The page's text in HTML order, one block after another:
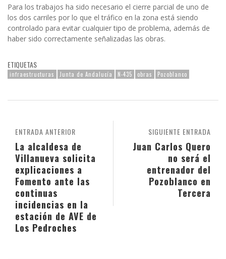
Para los trabajos ha sido necesario el cierre parcial de uno de
los dos carriles por lo que el tráfico en la zona está siendo
controlado para evitar cualquier tipo de problema, además de
haber sido correctamente señalizadas las obras.
ETIQUETAS
infraestructuras Junta de Andalucía N-435 obras Pozoblanco
SIGUIENTE ENTRADA
Juan Carlos Quero
no será el
entrenador del
Pozoblanco en
Tercera
ENTRADA ANTERIOR
La alcaldesa de
Villanueva solicita
explicaciones a
Fomento ante las
continuas
incidencias en la
estación de AVE de
Los Pedroches